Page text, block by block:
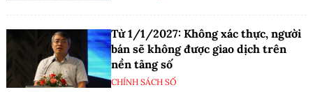
Từ 1/1/2027: Không xác thực, người
bán sẽ không được giao dịch trên
nền tảng số
CHÍNH SÁCH SỐ